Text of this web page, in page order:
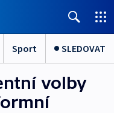
Sport SLEDOVAT
volby